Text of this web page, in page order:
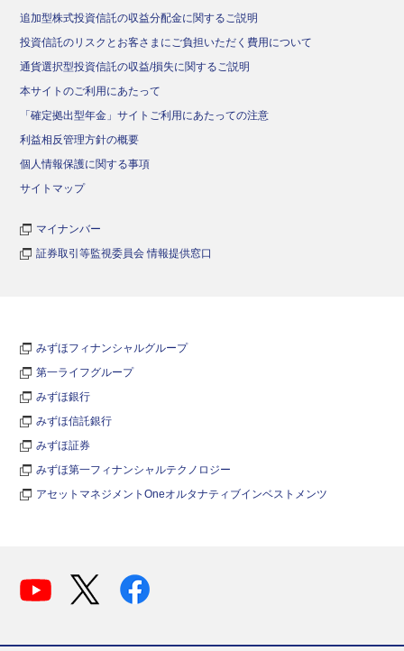
追加型株式投資信託の収益分配金に関するご説明
投資信託のリスクとお客さまにご負担いただく費用について
通貨選択型投資信託の収益/損失に関するご説明
本サイトのご利用にあたって
「確定拠出型年金」サイトご利用にあたっての注意
利益相反管理方針の概要
個人情報保護に関する事項
サイトマップ
マイナンバー
証券取引等監視委員会 情報提供窓口
みずほフィナンシャルグループ
第一ライフグループ
みずほ銀行
みずほ信託銀行
みずほ証券
みずほ第一フィナンシャルテクノロジー
アセットマネジメントOneオルタナティブインベストメンツ